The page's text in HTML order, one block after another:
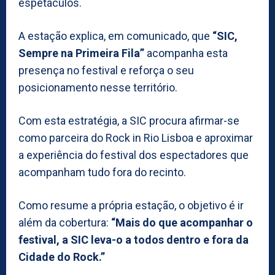
espetáculos.
A estação explica, em comunicado, que “SIC,
Sempre na Primeira Fila” acompanha esta
presença no festival e reforça o seu
posicionamento nesse território.
Com esta estratégia, a SIC procura afirmar-se
como parceira do Rock in Rio Lisboa e aproximar
a experiência do festival dos espectadores que
acompanham tudo fora do recinto.
Como resume a própria estação, o objetivo é ir
além da cobertura: “Mais do que acompanhar o
festival, a SIC leva-o a todos dentro e fora da
Cidade do Rock.”